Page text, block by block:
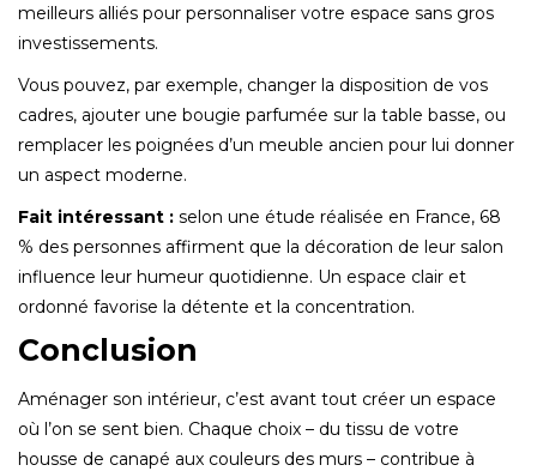
meilleurs alliés pour personnaliser votre espace sans gros
investissements.
Vous pouvez, par exemple, changer la disposition de vos
cadres, ajouter une bougie parfumée sur la table basse, ou
remplacer les poignées d’un meuble ancien pour lui donner
un aspect moderne.
Fait intéressant : selon une étude réalisée en France, 68
% des personnes affirment que la décoration de leur salon
influence leur humeur quotidienne. Un espace clair et
ordonné favorise la détente et la concentration.
Conclusion
Aménager son intérieur, c’est avant tout créer un espace
où l’on se sent bien. Chaque choix – du tissu de votre
housse de canapé aux couleurs des murs – contribue à